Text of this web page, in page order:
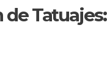
Tatuajes: